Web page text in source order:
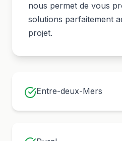
nous permet de vous
solutions parfaitement
projet.
Entre-deux-Mers